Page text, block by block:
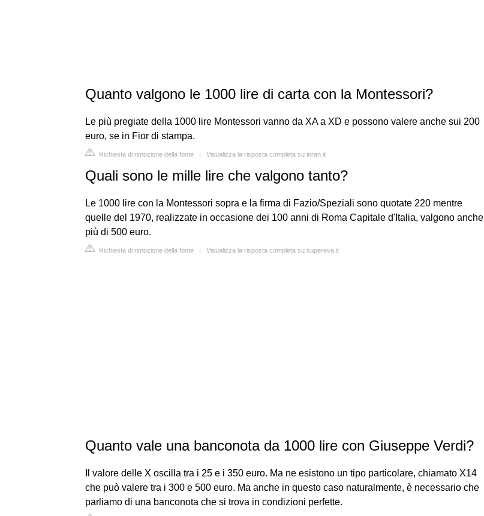
Quanto valgono le 1000 lire di carta con la Montessori?
Le più pregiate della 1000 lire Montessori vanno da XA a XD e possono valere anche sui 200
euro, se in Fior di stampa.
Richiesta di rimozione della fonte | Visualizza la risposta completa su inran.it
Quali sono le mille lire che valgono tanto?
Le 1000 lire con la Montessori sopra e la firma di Fazio/Speziali sono quotate 220 mentre
quelle del 1970, realizzate in occasione dei 100 anni di Roma Capitale d'Italia, valgono anche
più di 500 euro.
Richiesta di rimozione della fonte | Visualizza la risposta completa su supereva.it
Quanto vale una banconota da 1000 lire con Giuseppe Verdi?
Il valore delle X oscilla tra i 25 e i 350 euro. Ma ne esistono un tipo particolare, chiamato X14
che può valere tra i 300 e 500 euro. Ma anche in questo caso naturalmente, è necessario che
parliamo di una banconota che si trova in condizioni perfette.